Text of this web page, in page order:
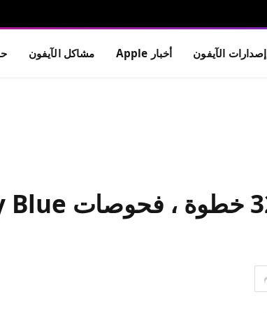
إصدارات الآيفون أخبار Apple مشاكل الآيفون